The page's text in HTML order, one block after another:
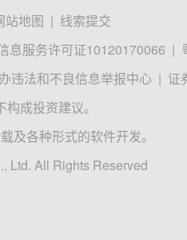
站地图 | 线索提交
息服务许可证10120170066 |
违法和不良信息举报中心 | 证
成投资建议。
及各种形式的软件开发。
Ltd. All Rights Reserved